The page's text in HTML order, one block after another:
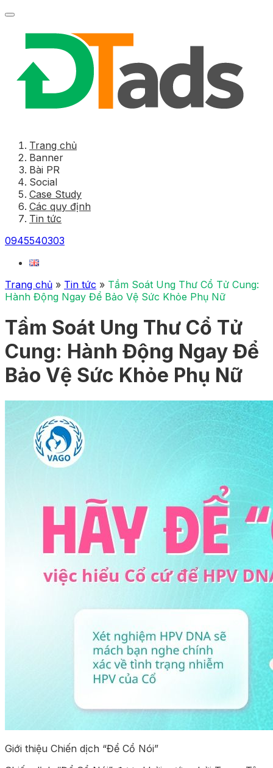
Trang chủ
Banner
Bài PR
Social
Case Study
Các quy định
Tin tức
0945540303
Trang chủ » Tin tức » Tầm Soát Ung Thư Cổ Tử Cung:
Hành Động Ngay Để Bảo Vệ Sức Khỏe Phụ Nữ
Tầm Soát Ung Thư Cổ Tử
Cung: Hành Động Ngay Để
Bảo Vệ Sức Khỏe Phụ Nữ
Giới thiệu Chiến dịch “Để Cổ Nói”